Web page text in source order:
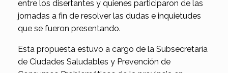
entre los disertantes y quienes participaron de las
jornadas a fin de resolver las dudas e inquietudes
que se fueron presentando.
Esta propuesta estuvo a cargo de la Subsecretaría
de Ciudades Saludables y Prevención de